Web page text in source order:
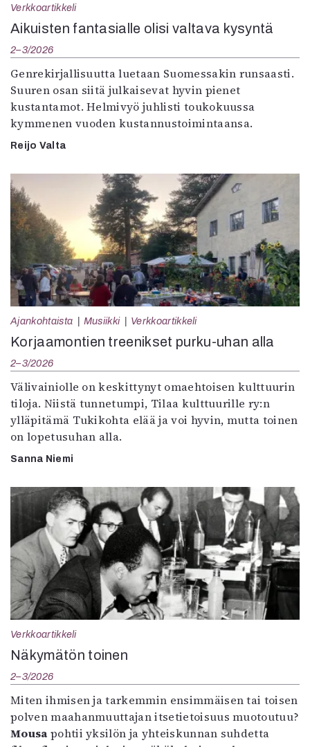
Verkkoartikkeli
Aikuisten fantasialle olisi valtava kysyntä
2–3/2026
Genrekirjallisuutta luetaan Suomessakin runsaasti.
Suuren osan siitä julkaisevat hyvin pienet
kustantamot. Helmivyö juhlisti toukokuussa
kymmenen vuoden kustannustoimintaansa.
Reijo Valta
Ajankohtaista Musiikki Verkkoartikkeli
Korjaamontien treenikset purku-uhan alla
2–3/2026
Välivainiolle on keskittynyt omaehtoisen kulttuurin
tiloja. Niistä tunnetumpi, Tilaa kulttuurille ry:n
ylläpitämä Tukikohta elää ja voi hyvin, mutta toinen
on lopetusuhan alla.
Sanna Niemi
Verkkoartikkeli
Näkymätön toinen
2–3/2026
Miten ihmisen ja tarkemmin ensimmäisen tai toisen
polven maahanmuuttajan itsetietoisuus muotoutuu?
Mousa pohtii yksilön ja yhteiskunnan suhdetta